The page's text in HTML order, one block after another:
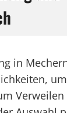
in